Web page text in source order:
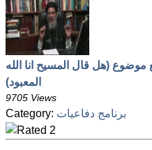
11 يناير - تابع موضوع (هل قال المسيح انا الله
المعبود)
9705 Views
Category: برنامج دفاعيات